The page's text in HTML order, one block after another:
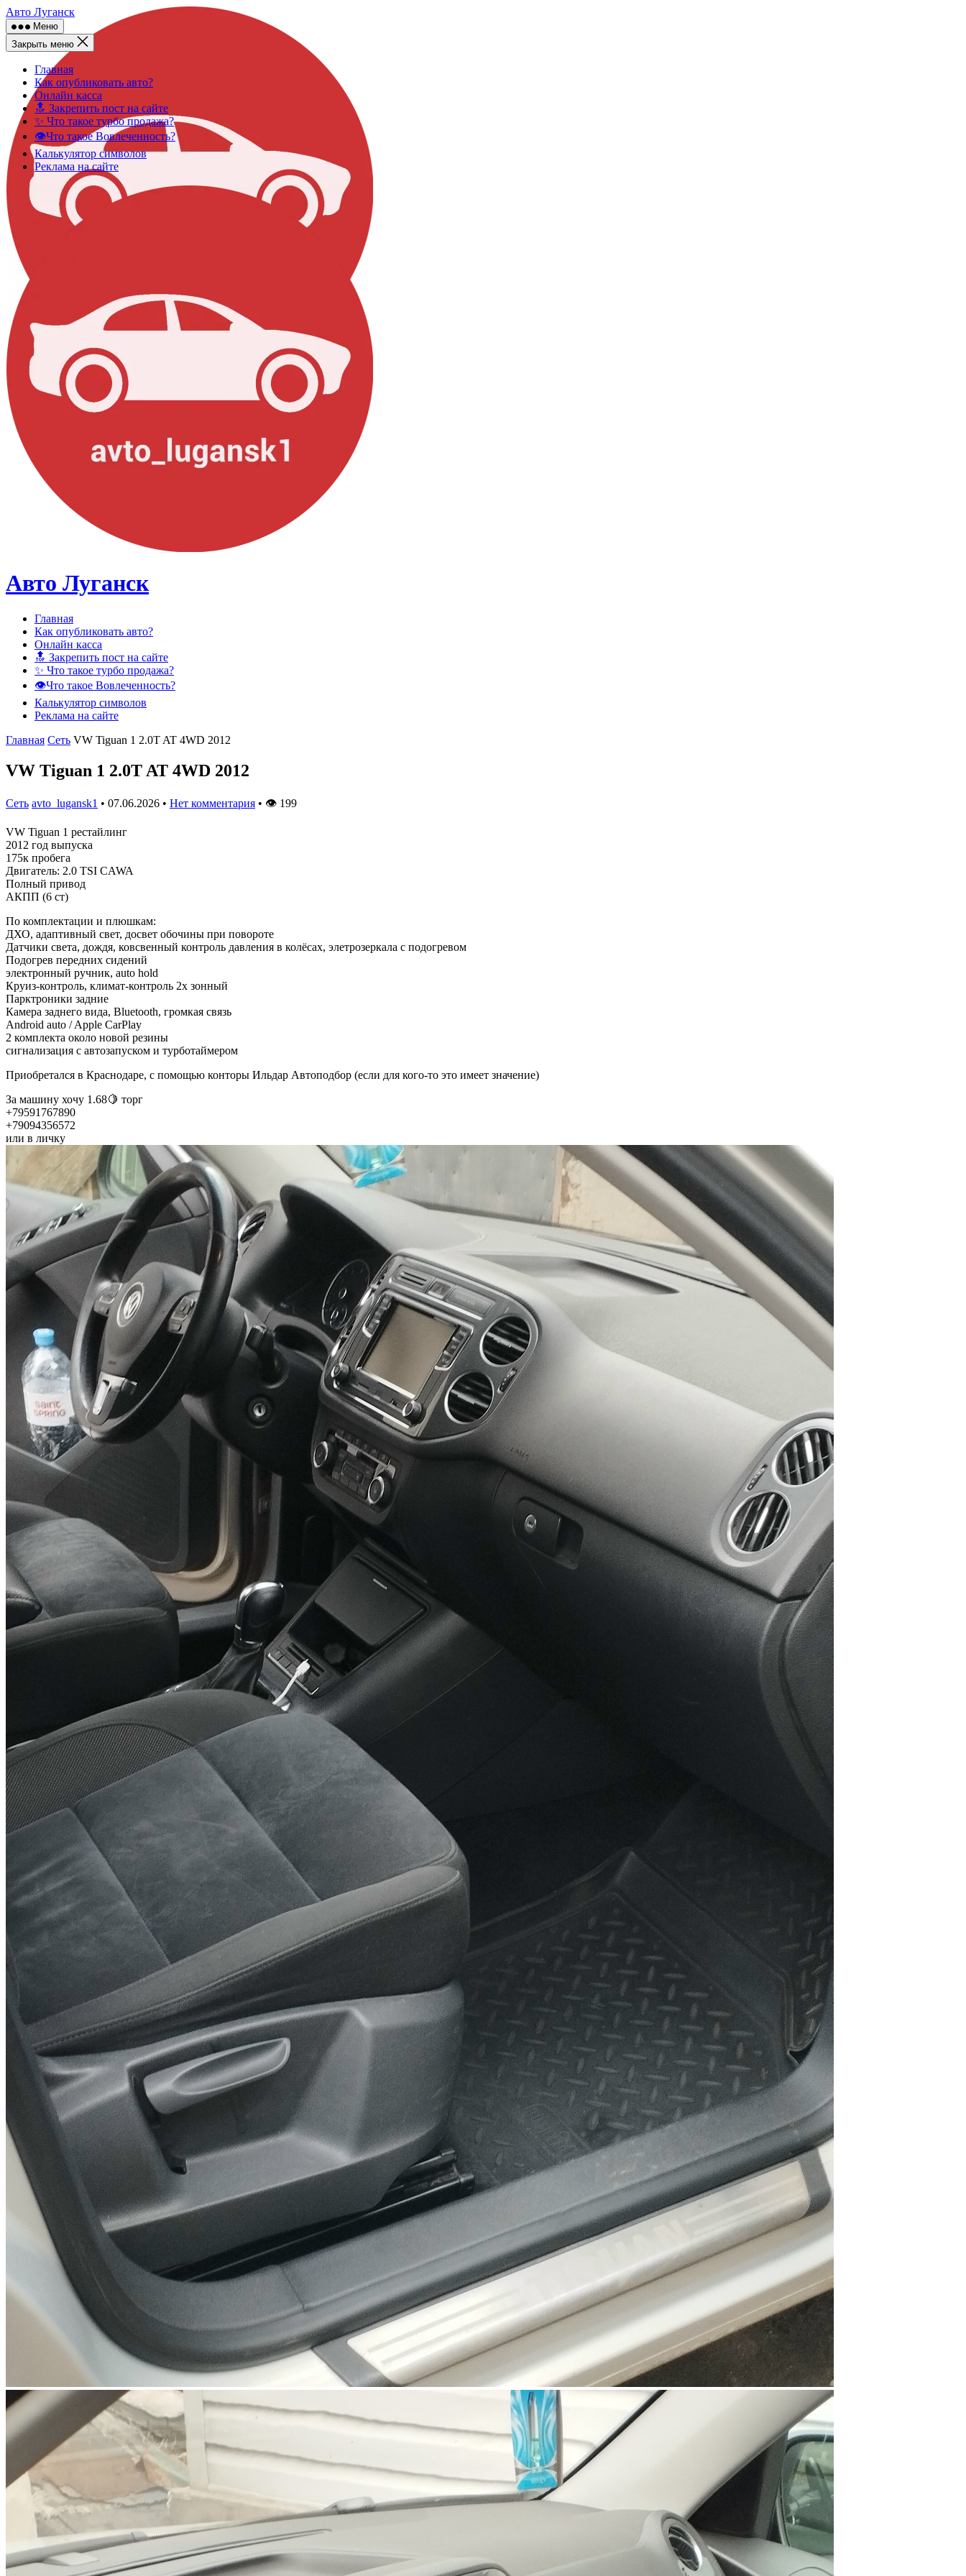
Skip
to
content
Авто Луганск
Меню
Закрыть меню
Главная
Как опубликовать авто?
Онлайн касса
🔝 Закрепить пост на сайте
✨ Что такое турбо продажа?
👁️Что такое Вовлеченность?
Калькулятор символов
Реклама на сайте
Авто Луганск
Главная
Как опубликовать авто?
Онлайн касса
🔝 Закрепить пост на сайте
✨ Что такое турбо продажа?
👁️Что такое Вовлеченность?
Калькулятор символов
Реклама на сайте
Главная Сеть VW Tiguan 1 2.0T AT 4WD 2012
VW Tiguan 1 2.0T AT 4WD 2012
Сеть avto_lugansk1 • 07.06.2026 • Нет комментария • 👁 199
VW Tiguan 1 рестайлинг
2012 год выпуска
175к пробега
Двигатель: 2.0 TSI CAWA
Полный привод
АКПП (6 ст)
По комплектации и плюшкам:
ДХО, адаптивный свет, досвет обочины при повороте
Датчики света, дождя, ковсвенный контроль давления в колёсах, элетрозеркала с подогревом
Подогрев передних сидений
электронный ручник, auto hold
Круиз-контроль, климат-контроль 2х зонный
Парктроники задние
Камера заднего вида, Bluetooth, громкая связь
Android auto / Apple CarPlay
2 комплекта около новой резины
сигнализация с автозапуском и турботаймером
Приобретался в Краснодаре, с помощью конторы Ильдар Автоподбор (если для кого-то это имеет значение)
За машину хочу 1.68🍋 торг
+79591767890
+79094356572
или в личку